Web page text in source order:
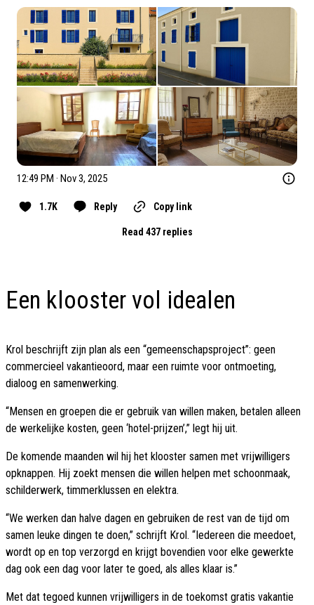
12:49 PM · Nov 3, 2025
1.7K Reply Copy link
Read 437 replies
Een klooster vol idealen
Krol beschrijft zijn plan als een “gemeenschapsproject”: geen
commercieel vakantieoord, maar een ruimte voor ontmoeting,
dialoog en samenwerking.
“Mensen en groepen die er gebruik van willen maken, betalen alleen
de werkelijke kosten, geen ‘hotel-prijzen’,” legt hij uit.
De komende maanden wil hij het klooster samen met vrijwilligers
opknappen. Hij zoekt mensen die willen helpen met schoonmaak,
schilderwerk, timmerklussen en elektra.
“We werken dan halve dagen en gebruiken de rest van de tijd om
samen leuke dingen te doen,” schrijft Krol. “Iedereen die meedoet,
wordt op en top verzorgd en krijgt bovendien voor elke gewerkte
dag ook een dag voor later te goed, als alles klaar is.”
Met dat tegoed kunnen vrijwilligers in de toekomst gratis vakantie